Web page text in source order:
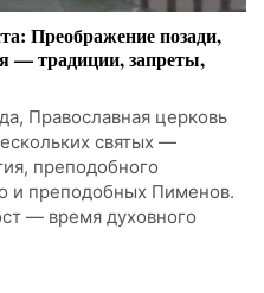
Преображение позади,
— традиции, запреты,
Православная церковь
святых —
преподобного
и преподобных Пименов.
— время духовного